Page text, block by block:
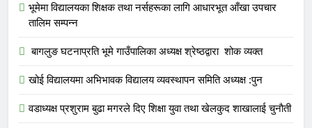
भूमेमा विद्यालयका शिक्षक तथा नर्सहरूका लागि आधारभूत आँखा उपचार
तालिम सम्पन्न
बागलुङ घटनाप्रति भूमे गाउँपालिका अध्यक्ष श्रेष्ठद्वारा शोक व्यक्त
खोई विद्यालयमा अभिभावक विद्यालय व्यवस्थापन समिति अध्यक्ष :पुन
वडाध्यक्ष प्रशुराम बुढा मगरले दिए शिक्षा युवा तथा खेलकुद शाखालाई चुनाैती